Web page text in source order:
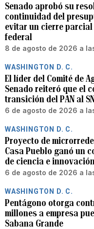
Senado aprobó su
continuidad del
evitar un cierre
federal
8 de agosto de 2026 a
WASHINGTON D. C.
El líder del Comité de
Senado reiteró que el
transición del PAN al
6 de agosto de 2026 a
WASHINGTON D. C.
Proyecto de
Casa Pueblo ganó un
de ciencia e innovación
6 de agosto de 2026 a
WASHINGTON D. C.
Pentágono otorga
millones a empresa
Sabana Grande